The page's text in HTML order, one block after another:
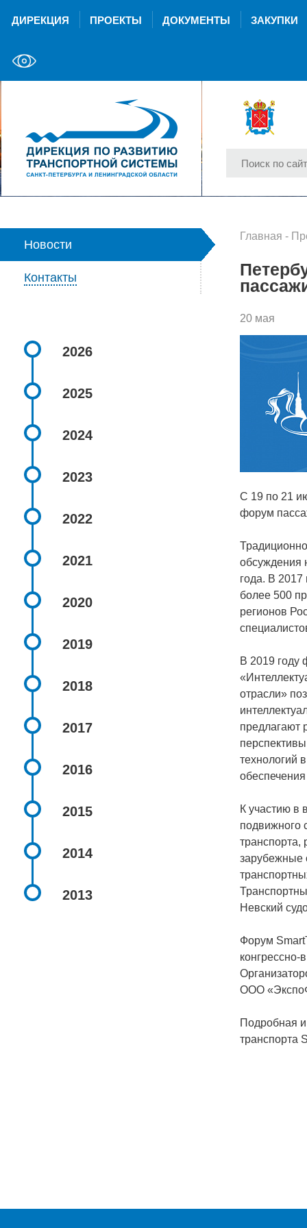
ДИРЕКЦИЯ ПРОЕКТЫ ДОКУМЕНТЫ ЗАКУПКИ
Новости
Контакты
2026
2025
2024
2023
2022
2021
2020
2019
2018
2017
2016
2015
2014
2013
Главная -
20 мая
С 19 по 21
форум
обсуждения
года. В 2017
более 500
регионов
В 2019 году
отрасли»
предлагают
технологий
К участию в
подвижного
транспорта,
зарубежные
Невский
Форум
ООО
Подробная
транспорта